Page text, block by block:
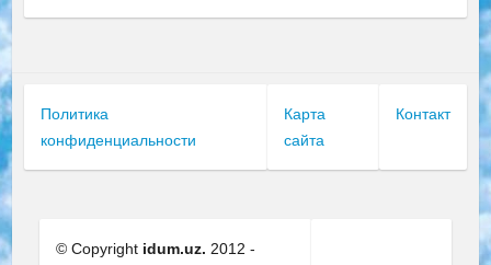
Политика
конфиденциальности
Карта
сайта
Контакт
© Copyright idum.uz. 2012 -